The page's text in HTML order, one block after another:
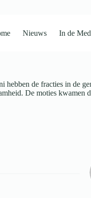
Nieuws In de
de fracties in de
De moties kwamen